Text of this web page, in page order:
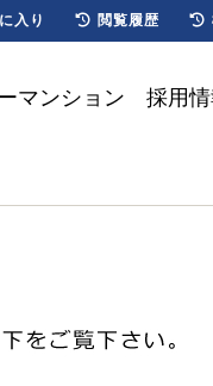
マンション 採用
入り 閲覧履歴